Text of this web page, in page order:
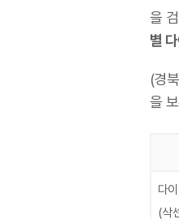
을
별
(경
을
다
(삭